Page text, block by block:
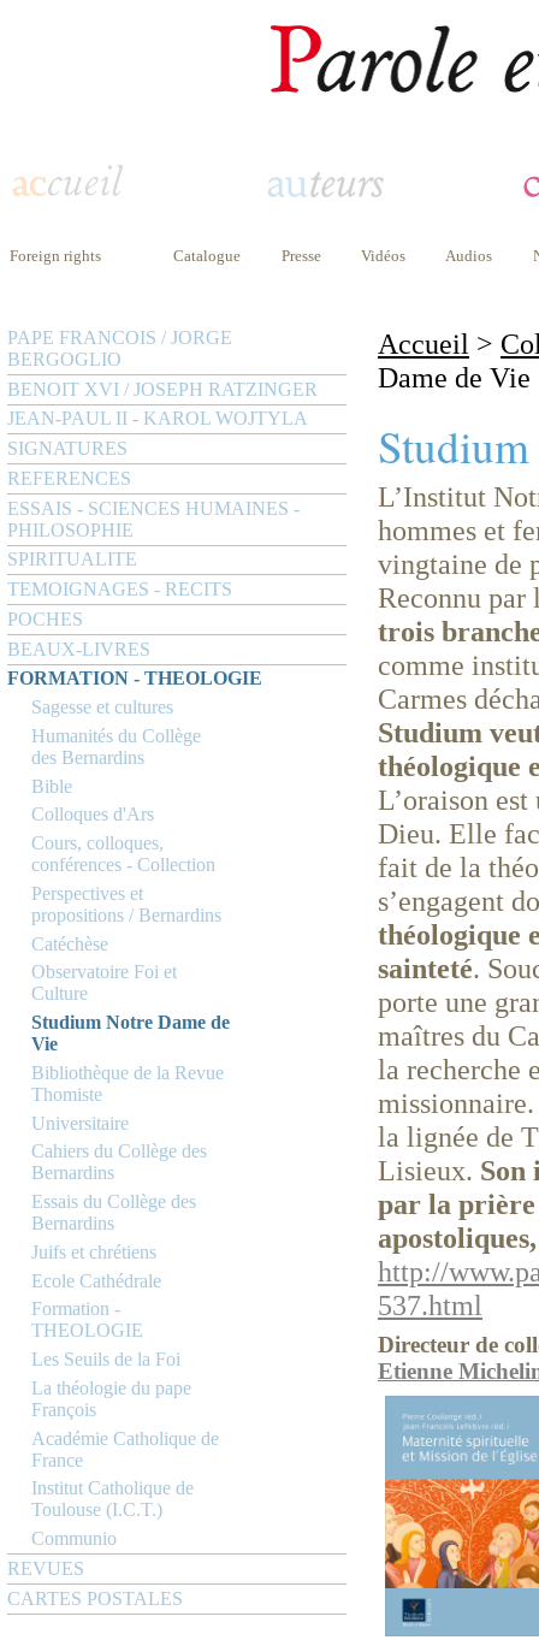
Foreign rights Catalogue Presse Vidéos Audios
PAPE FRANCOIS / JORGE
BERGOGLIO
BENOIT XVI / JOSEPH RATZINGER
JEAN-PAUL II - KAROL WOJTYLA
SIGNATURES
REFERENCES
ESSAIS - SCIENCES HUMAINES -
PHILOSOPHIE
SPIRITUALITE
TEMOIGNAGES - RECITS
POCHES
BEAUX-LIVRES
FORMATION - THEOLOGIE
Sagesse et cultures
Humanités du Collège
des Bernardins
Bible
Colloques d'Ars
Cours, colloques,
conférences - Collection
Perspectives et
propositions / Bernardins
Catéchèse
Observatoire Foi et
Culture
Studium Notre Dame de
Vie
Bibliothèque de la Revue
Thomiste
Universitaire
Cahiers du Collège des
Bernardins
Essais du Collège des
Bernardins
Juifs et chrétiens
Ecole Cathédrale
Formation -
THEOLOGIE
Les Seuils de la Foi
La théologie du pape
François
Académie Catholique de
France
Institut Catholique de
Toulouse (I.C.T.)
Communio
REVUES
CARTES POSTALES
Accueil >
Dame de Vie
L’Institut
hommes et
vingtaine de
Reconnu par
trois
comme
Carmes
Studium
théologique
L’oraison
Dieu. Elle
fait de la
s’engagent
théologique
sainteté.
porte une
maîtres du
la recherche
la lignée de
Lisieux. Son
par la prière
http://
537.html
Directeur de
Etienne